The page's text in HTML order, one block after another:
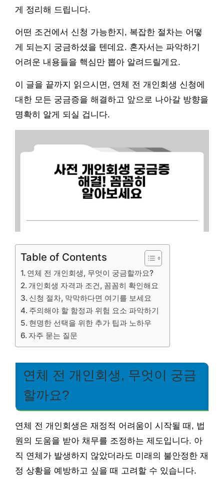
게 정리해 드립니다.
어떤 조건에서 신청 가능한지, 복잡한 절차는 어떻
게 되는지 궁금하셨을 텐데요. 혼자서는 파악하기
어려운 내용들을 핵심만 뽑아 알려드릴게요.
이 글을 끝까지 읽으시면, 연체 전 개인회생 신청에
대한 모든 궁금증을 해결하고 앞으로 나아갈 방향을
명확히 알게 되실 겁니다.
Table of Contents
연체 전 개인회생, 무엇이 궁금할까요?
개인회생 자격과 조건, 꼼꼼히 확인해요
신청 절차, 막막하다면 여기를 보세요
주의해야 할 함정과 위험 요소 파악하기
현명한 선택을 위한 추가 팁과 노하우
자주 묻는 질문
연체 전 개인회생, 무엇이 궁금
할까요?
연체 전 개인회생은 재정적 어려움이 시작될 때, 법
원의 도움을 받아 채무를 조정하는 제도입니다. 아
직 연체가 발생하지 않았더라도 미래의 불안정한 재
정 상황을 예방하고 싶을 때 고려할 수 있습니다.